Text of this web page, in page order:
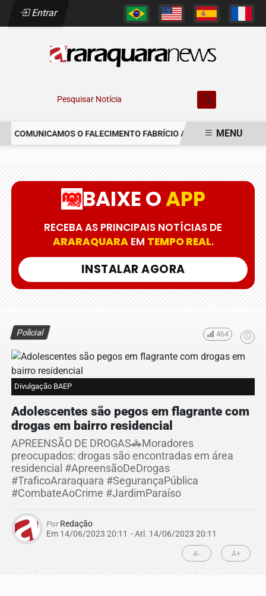
Entrar
Pesquisar Notícia
COMUNICAMOS O FALECIMENTO FABRÍCIO AUGUSTO FERREIRA
MENU
BAIXE OAPP
RECEBA AS PRINCIPAIS NOTÍCIAS DE
ARARAQUARAEM TEMPO REAL.
INSTALAR AGORA
Policial 464
Divulgação BAEP
Adolescentes são pegos em flagrante com
drogas em bairro residencial
APREENSÃO DE DROGAS🚓Moradores
preocupados: drogas são encontradas em área
residencial #ApreensãoDeDrogas
#TraficoAraraquara #SegurançaPública
#CombateAoCrime #JardimParaíso
PorRedação
Em 14/06/2023 20:11 - Atl. 14/06/2023 20:11
A- A+